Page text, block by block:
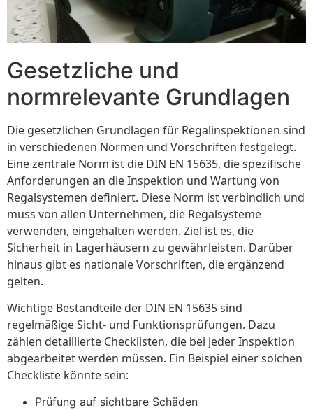
Gesetzliche und
normrelevante Grundlagen
Die gesetzlichen Grundlagen für Regalinspektionen sind
in verschiedenen Normen und Vorschriften festgelegt.
Eine zentrale Norm ist die DIN EN 15635, die spezifische
Anforderungen an die Inspektion und Wartung von
Regalsystemen definiert. Diese Norm ist verbindlich und
muss von allen Unternehmen, die Regalsysteme
verwenden, eingehalten werden. Ziel ist es, die
Sicherheit in Lagerhäusern zu gewährleisten. Darüber
hinaus gibt es nationale Vorschriften, die ergänzend
gelten.
Wichtige Bestandteile der DIN EN 15635 sind
regelmäßige Sicht- und Funktionsprüfungen. Dazu
zählen detaillierte Checklisten, die bei jeder Inspektion
abgearbeitet werden müssen. Ein Beispiel einer solchen
Checkliste könnte sein:
Prüfung auf sichtbare Schäden